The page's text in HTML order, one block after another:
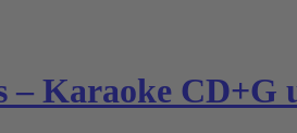
– Karaoke